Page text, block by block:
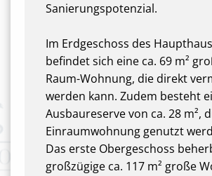
Sanierungspotenzial.
Im Erdgeschoss des
befindet sich eine ca. 69 m²
Raum-Wohnung, die direkt
werden kann. Zudem besteht
Ausbaureserve von ca. 28 m²,
Einraumwohnung genutzt
Das erste Obergeschoss
großzügige ca. 117 m² große